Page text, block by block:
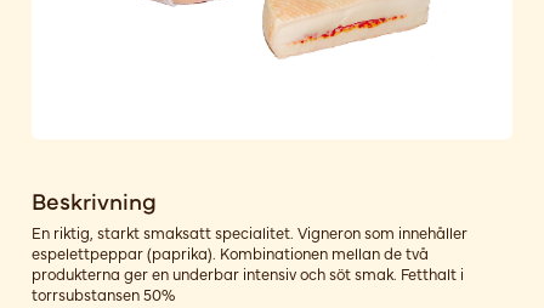
Beskrivning
En riktig, starkt smaksatt specialitet. Vigneron som innehåller
espelettpeppar (paprika). Kombinationen mellan de två
produkterna ger en underbar intensiv och söt smak. Fetthalt i
torrsubstansen 50%